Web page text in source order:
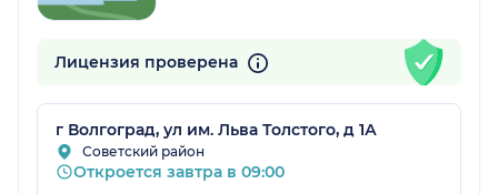
Лицензия проверена
г Волгоград, ул им. Льва Толстого, д 1А
Советский район
Откроется завтра в 09:00